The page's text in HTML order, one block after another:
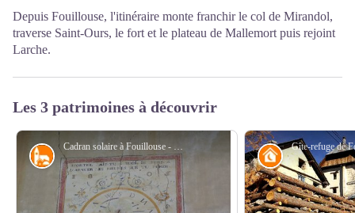
Depuis Fouillouse, l'itinéraire monte franchir le col de Mirandol,
traverse Saint-Ours, le fort et le plateau de Mallemort puis rejoint
Larche.
Les 3 patrimoines à découvrir
Petit patrimoine Refuge